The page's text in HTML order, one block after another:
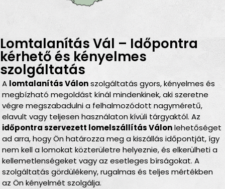
Lomtalanítás Vál – Időpontra
kérhető és kényelmes
szolgáltatás
A lomtalanítás Válonszolgáltatás gyors, kényelmes és
megbízható megoldást kínál mindenkinek, aki szeretne
végre megszabadulni a felhalmozódott nagyméretű,
elavult vagy teljesen használaton kívüli tárgyaktól. Az
időpontra szervezett lomelszállítás Válonlehetőséget
ad arra, hogy Ön határozza meg a kiszállás időpontját, így
nem kell a lomokat közterületre helyeznie, és elkerülheti a
kellemetlenségeket vagy az esetleges bírságokat. A
szolgáltatás gördülékeny, rugalmas és teljes mértékben
az Ön kényelmét szolgálja.